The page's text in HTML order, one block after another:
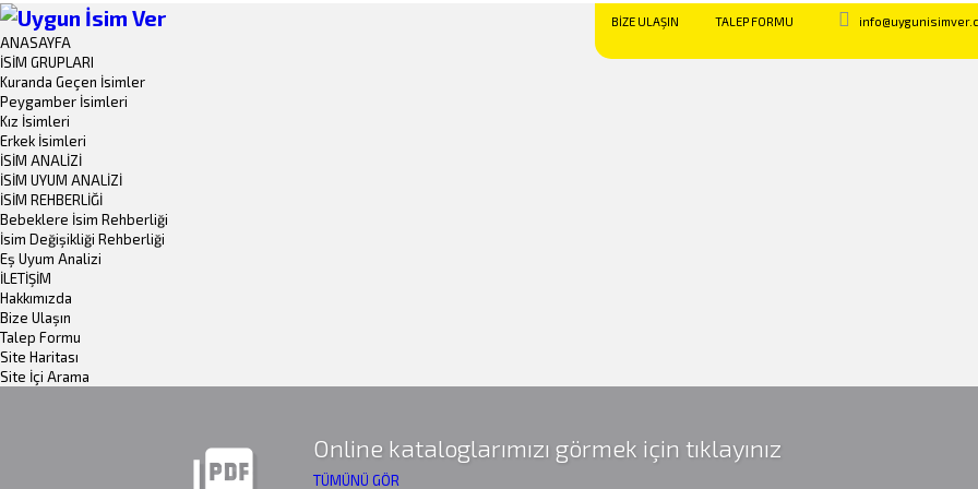
BİZE ULAŞIN TALEP FORMU
ANASAYFA
İSİM GRUPLARI
Kuranda Geçen İsimler
Peygamber İsimleri
Kız İsimleri
Erkek İsimleri
İSİM ANALİZİ
İSİM UYUM ANALİZİ
İSİM REHBERLİĞİ
Bebeklere İsim Rehberliği
İsim Değişikliği Rehberliği
Eş Uyum Analizi
İLETİŞİM
Hakkımızda
Bize Ulaşın
Talep Formu
Site Haritası
Site İçi Arama
Online kataloglarımızı görmek için tıklayınız
TÜMÜNÜ GÖR